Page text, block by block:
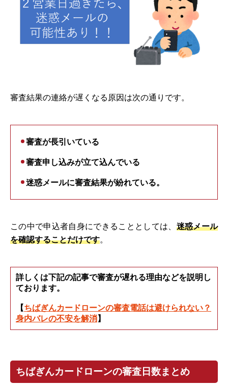
審査結果の連絡が遅くなる原因は次の通りです。
審査が長引いている
審査申し込みが立て込んでいる
迷惑メールに審査結果が紛れている。
この中で申込者自身にできることとしては、 迷惑メール
を確認することだけです。
詳しくは下記の記事で審査が遅れる理由などを説明し
ております。
【ちばぎんカードローンの審査電話は避けられない？
身内バレの不安を解消】
ちばぎんカードローンの審査日数まとめ